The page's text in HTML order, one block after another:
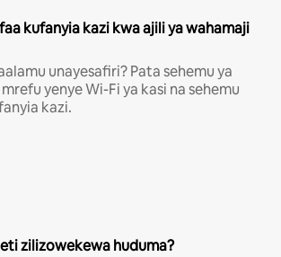
kufanyia kazi kwa ajili ya wahamaji
unayesafiri? Pata sehemu ya
yenye Wi-Fi ya kasi na sehemu
kazi.
zilizowekewa huduma?